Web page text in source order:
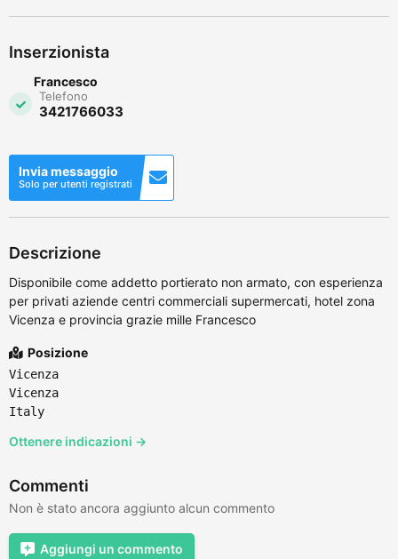
Inserzionista
Francesco
Telefono
3421766033
Invia messaggio
Solo per utenti registrati
Descrizione
Disponibile come addetto portierato non armato, con esperienza
per privati aziende centri commerciali supermercati, hotel zona
Vicenza e provincia grazie mille Francesco
Posizione
Vicenza
Vicenza
Italy
Ottenere indicazioni →
Commenti
Non è stato ancora aggiunto alcun commento
Aggiungi un commento